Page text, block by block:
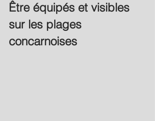
Être équipés et visibles
sur les plages
concarnoises